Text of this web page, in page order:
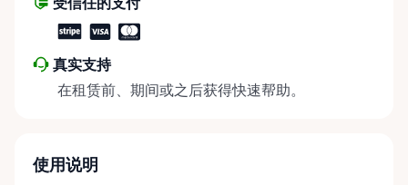
share instead of buy, we’re all doing our part to
make things easier on Mother Nature.
真实支持
在租赁前、期间或之后获得快速帮助。
使用说明